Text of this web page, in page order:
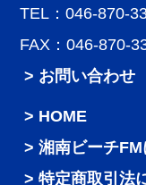
TEL：046-870-
FAX：046-870-
> お問い合わせ
HOME
湘南ビーチ
特定商取引法